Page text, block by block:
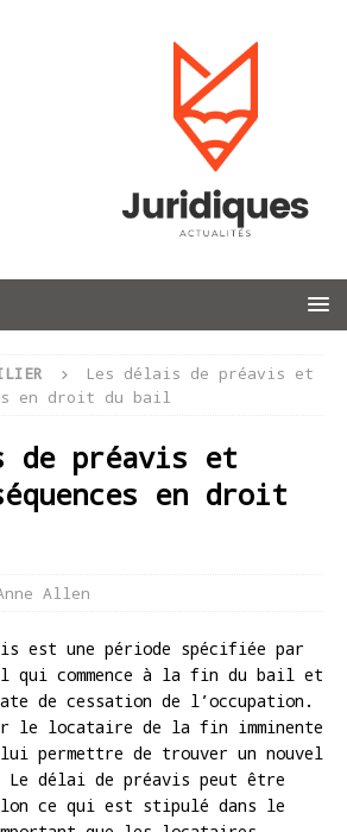
Les délais de préavis et
en droit du bail
de préavis et
en droit
Allen
est une période spécifiée par
qui commence à la fin du bail et
de cessation de l’occupation.
le locataire de la fin imminente
permettre de trouver un nouvel
délai de préavis peut être
ce qui est stipulé dans le